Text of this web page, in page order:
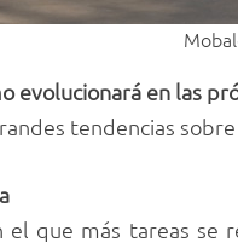
evolucionará en las
tendencias
el que más tareas